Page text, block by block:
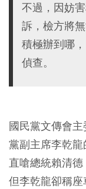
不過，因妨
訴，檢方將
積極辦到哪
偵查。
國民黨文傳會
黨副主席李乾
直嗆總統賴清德
但李乾龍卻稱